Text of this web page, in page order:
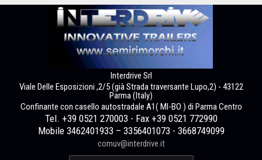
Interdrive Srl
Viale Delle Esposizioni ,2/5 (già Strada traversante Lupo,2) - 43122
Parma (Italy)
Confinante con casello autostradale A1( MI-BO ) di Parma Centro
Tel. +39 0521 270003 - Fax +39 0521 772990
Mobile 3462401933 – 3356401073 - 3668749099
comuv@interdrive.it